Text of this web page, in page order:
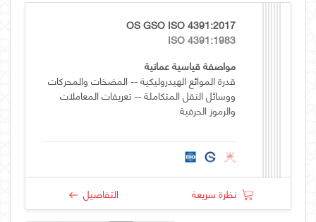
OS GSO ISO 4391:2017
ISO 4391:1983
مواصفة قياسية عمانية
قدرة الموائع الهيدروليكية -- المضخات والمحركات
ووسائل النقل المتكاملة -- تعريفات المعاملات
والرموز الحرفية
نظرة سريعة التفاصيل